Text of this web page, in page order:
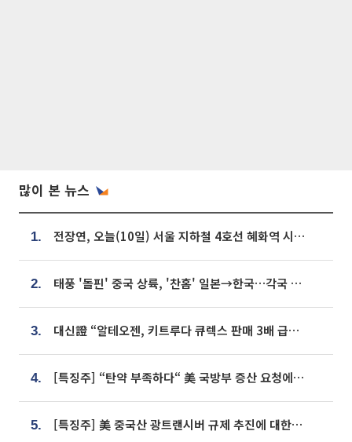
많이 본 뉴스
1. 전장연, 오늘(10일) 서울 지하철 4호선 혜화역 시위…1호선 용산역 무정차
2. 태풍 '돌핀' 중국 상륙, '찬홈' 일본→한국…각국 기상청 예상 경로는?
3. 대신證 “알테오젠, 키트루다 큐렉스 판매 3배 급증…목표가 41만원 상향”
4. [특징주] “탄약 부족하다“ 美 국방부 증산 요청에⋯국내 방산주 급등세
5. [특징주] 美 중국산 광트랜시버 규제 추진에 대한광통신 등 광통신株 강세